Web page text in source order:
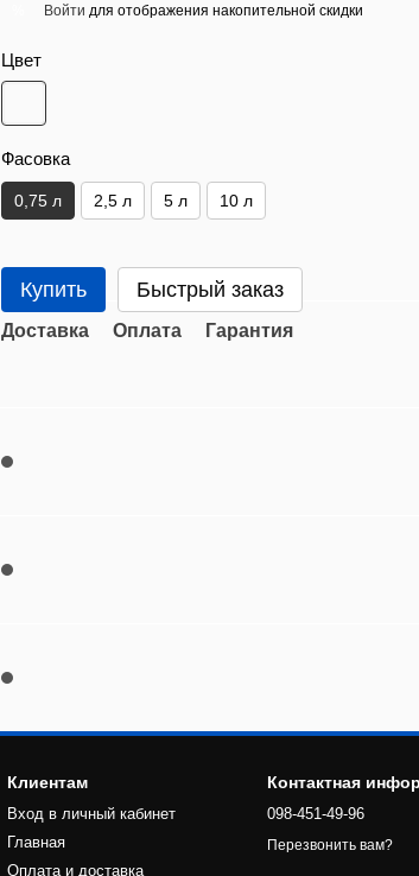
Войти для отображения накопительной скидки
Цвет
Фасовка
0,75 л 2,5 л 5 л 10 л
Купить Быстрый заказ
Доставка Оплата Гарантия
Клиентам
Вход в личный кабинет
Главная
Оплата и доставка
Контактная
098-451-49-96
Перезвонить вам?